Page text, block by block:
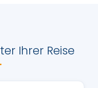
Ihrer Reise